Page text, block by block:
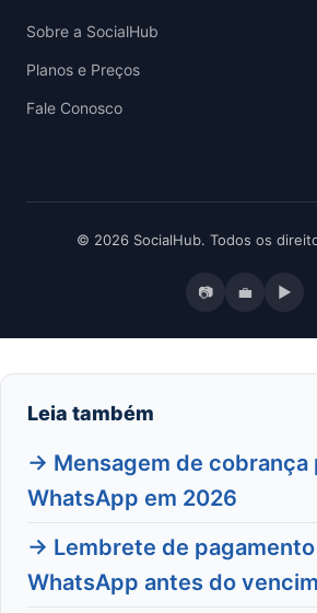
Sobre a SocialHub
Planos e Preços
Fale Conosco
© 2026 SocialHub. Todos os
📷 💼 ▶
Leia também
→ Mensagem de cobrança
WhatsApp em 2026
→ Lembrete de
WhatsApp antes do